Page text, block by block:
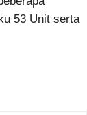
53 Unit serta